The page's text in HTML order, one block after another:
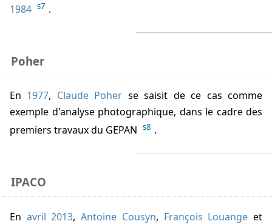
1984 s7 .
Poher
En 1977, Claude Poher se saisit de ce cas comme
exemple d'analyse photographique, dans le cadre des
premiers travaux du GEPAN s8 .
IPACO
En avril 2013,Antoine Cousyn, François Louange et